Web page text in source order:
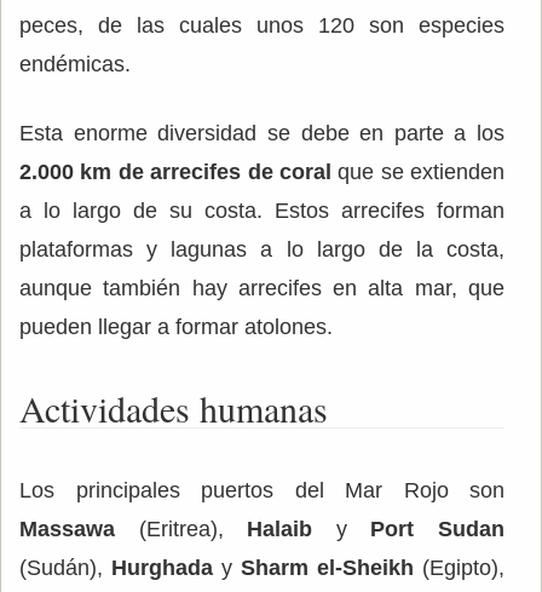
peces, de las cuales unos 120 son especies
endémicas.
Esta enorme diversidad se debe en parte a los
2.000 km de arrecifes de coral que se extienden
a lo largo de su costa. Estos arrecifes forman
plataformas y lagunas a lo largo de la costa,
aunque también hay arrecifes en alta mar, que
pueden llegar a formar atolones.
Actividades humanas
Los principales puertos del Mar Rojo son
Massawa (Eritrea), Halaib yPort Sudan
(Sudán), Hurghada y Sharm el-Sheikh (Egipto),